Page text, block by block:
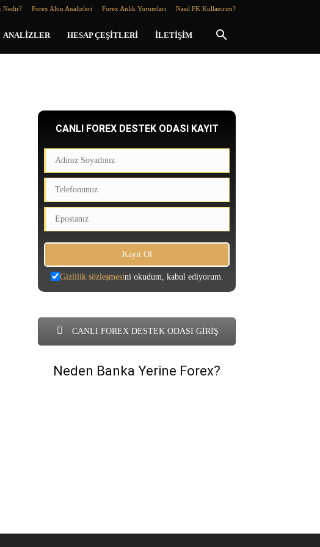
Nedir? Forex Altın Analizleri Forex Anlık Yorumları Nasıl FK Kullanırım?
ANALIZLER HESAP ÇEŞITLERI İLETIŞIM
CANLI FOREX DESTEK ODASI KAYIT
Gizlilik sözleşmesini okudum, kabul ediyorum.
CANLI FOREX DESTEK ODASI GİRİŞ
Neden Banka Yerine Forex?